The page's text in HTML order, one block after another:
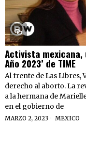
Activista mexicana,
Año 2023’ de TIME
Al frente de Las Libres,
derecho al aborto. La
a la hermana de
en el gobierno de
MARZO 2, 2023 MEXICO